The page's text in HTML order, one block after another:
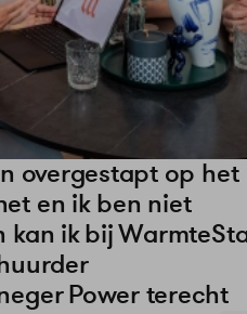
overgestapt op het
en ik ben niet
kan ik bij
Power terecht